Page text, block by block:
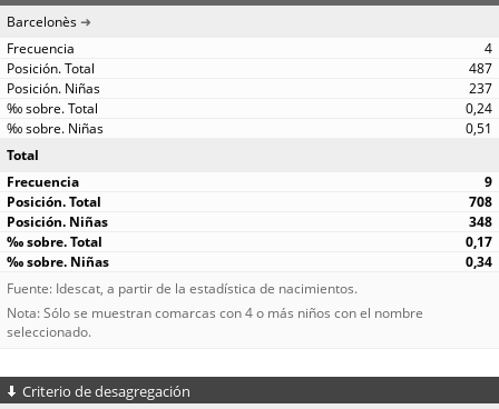
Barcelonès
4
487
237
0,24
0,51
Total
9
708
348
0,17
0,34
Fuente: Idescat, a partir de la estadística de nacimientos.
Nota: Sólo se muestran comarcas con 4 o más niños con el nombre
seleccionado.
Criterio de desagregación